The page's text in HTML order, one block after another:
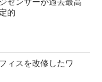
的
ィスを改修したワ